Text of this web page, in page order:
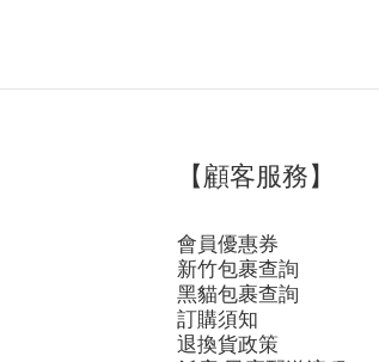
【顧客服務】
會員優惠券
新竹包裹查詢
黑貓包裹查詢
訂購須知
退換貨政策